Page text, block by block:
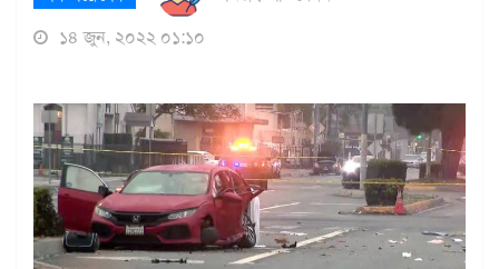
১৪ জুন, ২০২২ ০১:১০